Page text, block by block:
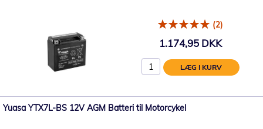
(2)
1.174,95 DKK
LÆG I KURV
Yuasa YTX7L-BS 12V AGM Batteri til Motorcykel